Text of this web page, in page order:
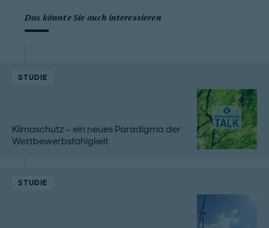
Das könnte Sie auch interessieren
STUDIE
Klimaschutz – ein neues Paradigma der
Wettbewerbsfähigkeit
STUDIE